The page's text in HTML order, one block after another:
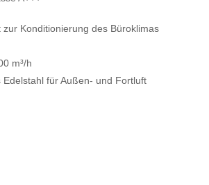
Konditionierung des Büroklimas
m³/h
für Außen- und Fortluft